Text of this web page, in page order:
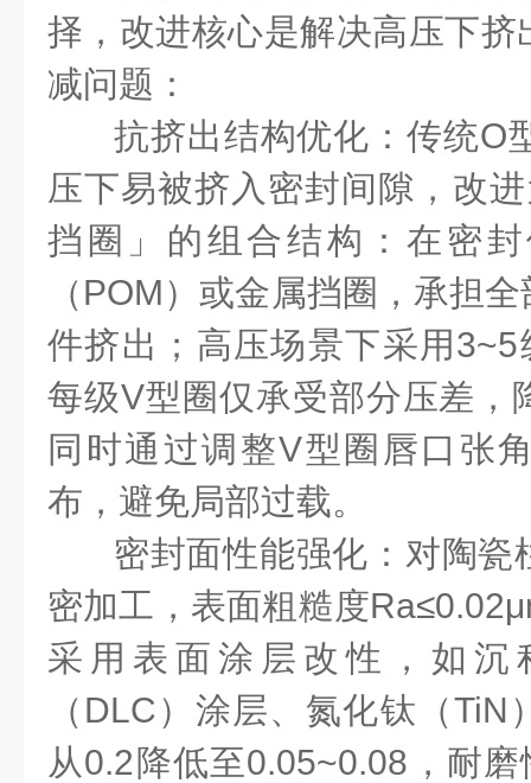
择，改进核心是解决高压下
减问题：
抗挤出结构优化：传统O
压下易被挤入密封间隙，改
挡圈」的组合结构：在密
（POM）或金属挡圈，承担
件挤出；高压场景下采用
每级V型圈仅承受部分压差，
同时通过调整V型圈唇口张
布，避免局部过载。
密封面性能强化：对陶瓷
密加工，表面粗糙度
采用表面涂层改性，如沉
（DLC）涂层、氮化钛（
从0.2降低至0.05~0.08，耐